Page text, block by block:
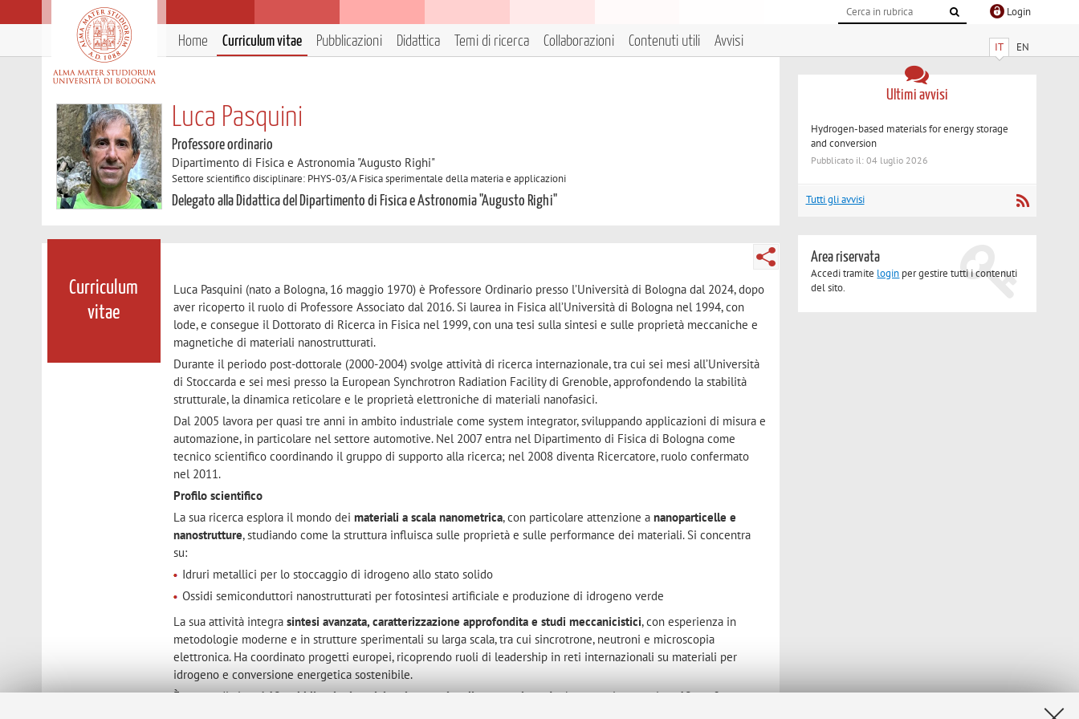
Login
IT EN
Home Curriculum vitae Pubblicazioni Didattica Temi di ricerca Collaborazioni Contenuti utili Avvisi
Luca Pasquini
Professore ordinario
Dipartimento di Fisica e Astronomia "Augusto Righi"
Settore scientifico disciplinare: PHYS-03/A Fisica sperimentale della materia e applicazioni
Delegato alla Didattica del Dipartimento di Fisica e Astronomia "Augusto Righi"
Curriculum
vitae
Luca Pasquini (nato a Bologna, 16 maggio 1970) è Professore Ordinario presso l’Università di Bologna dal 2024, dopo
aver ricoperto il ruolo di Professore Associato dal 2016. Si laurea in Fisica all’Università di Bologna nel 1994, con
lode, e consegue il Dottorato di Ricerca in Fisica nel 1999, con una tesi sulla sintesi e sulle proprietà meccaniche e
magnetiche di materiali nanostrutturati.
Durante il periodo post-dottorale (2000-2004) svolge attività di ricerca internazionale, tra cui sei mesi all’Università
di Stoccarda e sei mesi presso la European Synchrotron Radiation Facility di Grenoble, approfondendo la stabilità
strutturale, la dinamica reticolare e le proprietà elettroniche di materiali nanofasici.
Dal 2005 lavora per quasi tre anni in ambito industriale come system integrator, sviluppando applicazioni di misura e
automazione, in particolare nel settore automotive. Nel 2007 entra nel Dipartimento di Fisica di Bologna come
tecnico scientifico coordinando il gruppo di supporto alla ricerca; nel 2008 diventa Ricercatore, ruolo confermato
nel 2011.
Profilo scientifico
La sua ricerca esplora il mondo deimateriali a scala nanometrica, con particolare attenzione ananoparticelle e
nanostrutture, studiando come la struttura influisca sulle proprietà e sulle performance dei materiali. Si concentra
su:
Idruri metallici per lo stoccaggio di idrogeno allo stato solido
Ossidi semiconduttori nanostrutturati per fotosintesi artificiale e produzione di idrogeno verde
La sua attività integrasintesi avanzata, caratterizzazione approfondita e studi meccanicistici, con esperienza in
metodologie moderne e in strutture sperimentali su larga scala, tra cui sincrotrone, neutroni e microscopia
elettronica. Ha coordinato progetti europei, ricoprendo ruoli di leadership in reti internazionali su materiali per
idrogeno e conversione energetica sostenibile.
È autore di circa140 pubblicazioni su riviste internazionali peer-reviewede ha partecipato a circa40 conferenze
Ultimi avvisi
Hydrogen-based materials for energy storage
and conversion
Pubblicato il: 04 luglio 2026
Tutti gli avvisi
Area riservata
Accedi tramite login per gestire tutti i contenuti
del sito.